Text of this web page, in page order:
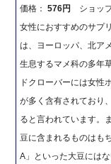
価格：576円
ショッ
女性におすすめのサプ
は、ヨーロッパ、北ア
生息するマメ科の多年
ドクローバーには女性
が多く含有されており
ると言われています。
豆に含まれるものはも
A」といった大豆には